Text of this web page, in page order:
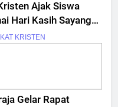
Ajak Siswa
Hari Kasih Sayang
KRISTEN
Gelar Rapat